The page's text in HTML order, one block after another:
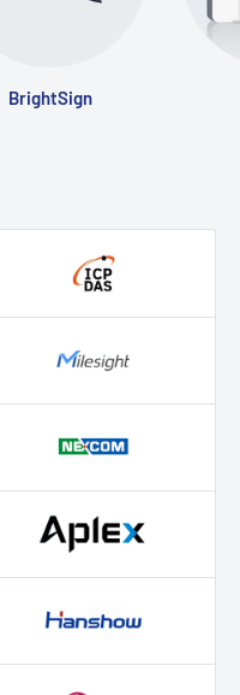
BrightSign